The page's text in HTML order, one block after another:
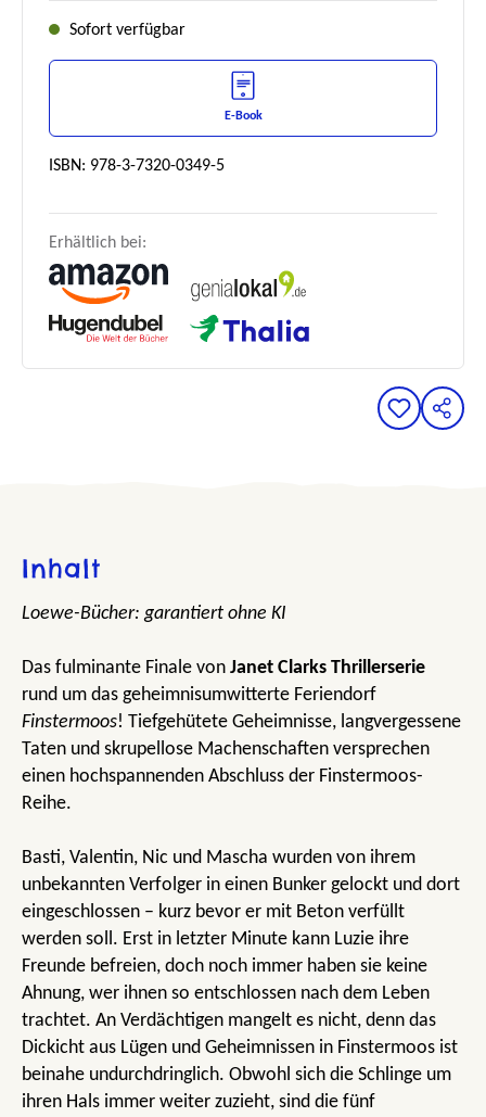
Sofort verfügbar
E-Book
ISBN: 978-3-7320-0349-5
Erhältlich bei:
Inhalt
Loewe-Bücher: garantiert ohne KI
Das fulminante Finale von Janet Clarks Thrillerserie
rund um das geheimnisumwitterte Feriendorf
Finstermoos! Tiefgehütete Geheimnisse, langvergessene
Taten und skrupellose Machenschaften versprechen
einen hochspannenden Abschluss der Finstermoos-
Reihe.
Basti, Valentin, Nic und Mascha wurden von ihrem
unbekannten Verfolger in einen Bunker gelockt und dort
eingeschlossen – kurz bevor er mit Beton verfüllt
werden soll. Erst in letzter Minute kann Luzie ihre
Freunde befreien, doch noch immer haben sie keine
Ahnung, wer ihnen so entschlossen nach dem Leben
trachtet. An Verdächtigen mangelt es nicht, denn das
Dickicht aus Lügen und Geheimnissen in Finstermoos ist
beinahe undurchdringlich. Obwohl sich die Schlinge um
ihren Hals immer weiter zuzieht, sind die fünf